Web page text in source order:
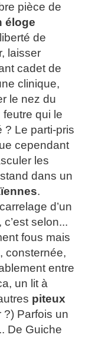
pièce de
éloge
de
laisser
cadet de
clinique,
le nez du
feutre qui le
? Le parti-pris
cependant
les
dans un
.
d’un
selon...
fous mais
consternée,
entre
un lit à
piteux
?) Parfois un
De Guiche